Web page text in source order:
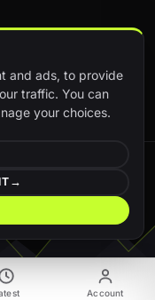
Account
and ads, to provide
traffic. You can
your choices.